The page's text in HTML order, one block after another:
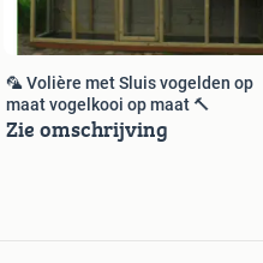
🦜 Volière met Sluis vogelden op
maat vogelkooi op maat 🔨
Zie omschrijving